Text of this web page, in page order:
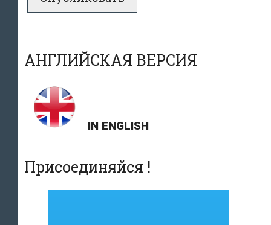
АНГЛИЙСКАЯ ВЕРСИЯ
IN ENGLISH
Присоединяйся !